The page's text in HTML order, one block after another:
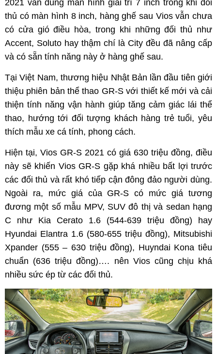
2021 vẫn dùng màn hình giải trí 7 inch trong khi đối
thủ có màn hình 8 inch, hàng ghế sau Vios vẫn chưa
có cửa gió điều hòa, trong khi những đối thủ như
Accent, Soluto hay thậm chí là City đều đã nâng cấp
và có sẵn tính năng này ở hàng ghế sau.
Tại Việt Nam, thương hiệu Nhật Bản lần đầu tiên giới
thiệu phiên bản thể thao GR-S với thiết kế mới và cải
thiện tính năng vận hành giúp tăng cảm giác lái thể
thao, hướng tới đối tượng khách hàng trẻ tuổi, yêu
thích mẫu xe cá tính, phong cách.
Hiện tại, Vios GR-S 2021 có giá 630 triệu đồng, điều
này sẽ khiến Vios GR-S gặp khá nhiều bất lợi trước
các đối thủ và rất khó tiếp cận đông đảo người dùng.
Ngoài ra, mức giá của GR-S có mức giá tương
đương một số mẫu MPV, SUV đô thị và sedan hạng
C như Kia Cerato 1.6 (544-639 triệu đồng) hay
Hyundai Elantra 1.6 (580-655 triệu đồng), Mitsubishi
Xpander (555 – 630 triệu đồng), Huyndai Kona tiêu
chuẩn (636 triệu đồng)…. nên Vios cũng chịu khá
nhiều sức ép từ các đối thủ.